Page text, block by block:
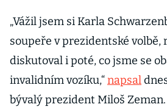
„Vážil jsem si Karla
soupeře v prezidentské volbě,
diskutoval i poté, co jsme se
invalidním vozíku,“napsal
bývalý prezident Miloš